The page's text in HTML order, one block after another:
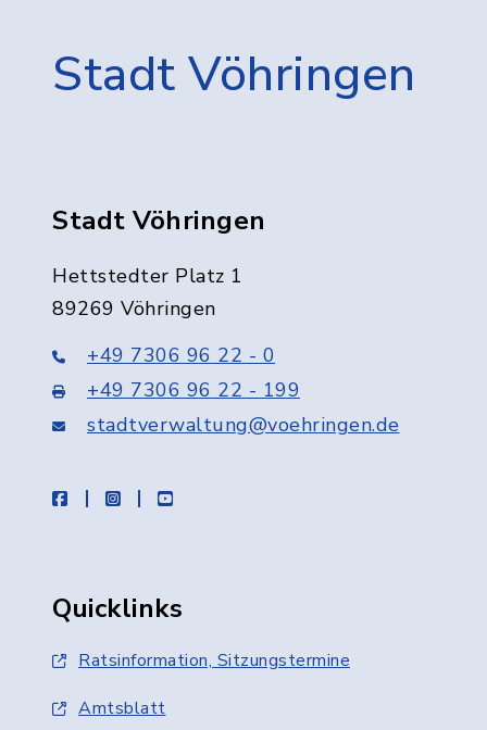
Stadt Vöhringen
Stadt Vöhringen
Hettstedter Platz 1
89269 Vöhringen
+49 7306 96 22 - 0
+49 7306 96 22 - 199
stadtverwaltung@voehringen.de
facebookinstagramyoutube
Quicklinks
Ratsinformation, Sitzungstermine
Amtsblatt